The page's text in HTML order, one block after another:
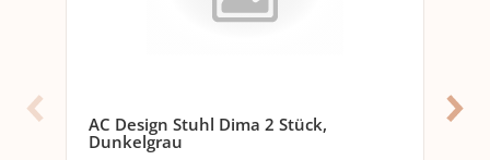
Grundmaterial
Metall
AC Design Stuhl Dima 2 Stück,
Dunkelgrau